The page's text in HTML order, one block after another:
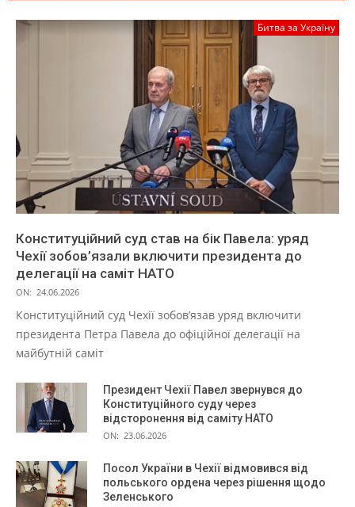
Битва за Україну
Конституційний суд став на бік Павела: уряд
Чехії зобов’язали включити президента до
делегації на саміт НАТО
ON: 24.06.2026
Конституційний суд Чехії зобов’язав уряд включити
президента Петра Павела до офіційної делегації на
майбутній саміт
Президент Чехії Павел звернувся до
Конституційного суду через
відсторонення від саміту НАТО
ON: 23.06.2026
Посол України в Чехії відмовився від
польського ордена через рішення щодо
Зеленського